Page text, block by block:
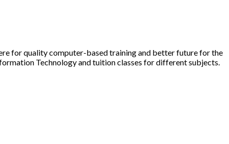
for quality computer-based training and better future for the
Technology and tuition classes for different subjects.